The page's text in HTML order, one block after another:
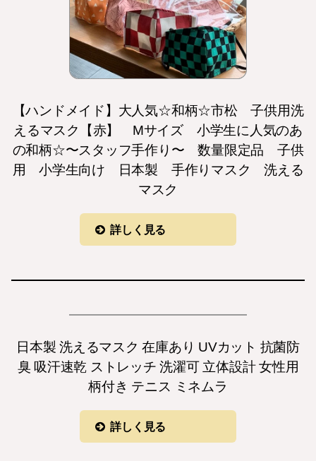
【ハンドメイド】大人気☆和柄☆市松 子供用洗
えるマスク【赤】 Mサイズ 小学生に人気のあ
の和柄☆〜スタッフ手作り〜 数量限定品 子供
用 小学生向け 日本製 手作りマスク 洗える
マスク
詳しく見る
日本製 洗えるマスク 在庫あり UVカット 抗菌防
臭 吸汗速乾 ストレッチ 洗濯可 立体設計 女性用
柄付き テニス ミネムラ
詳しく見る